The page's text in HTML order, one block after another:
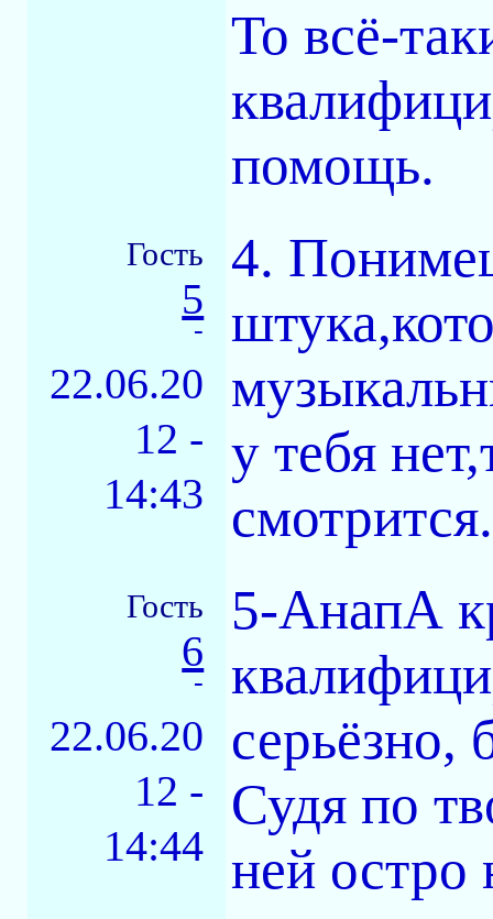
То всё-
помощь.
Гость
5
-
22.06.20
12 -
14:43
4.
у тебя
смотрится.
Гость
6
-
22.06.20
12 -
14:44
5-АнапА
серьёзно,
Судя по
ней